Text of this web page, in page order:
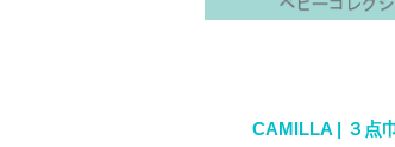
CAMILLA | ３点